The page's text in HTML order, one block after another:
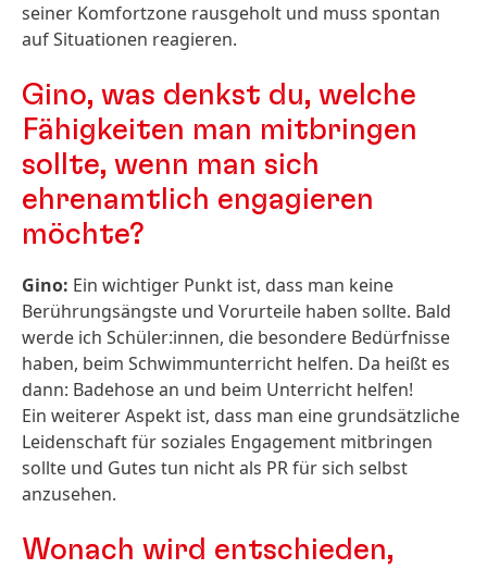
seiner Komfortzone rausgeholt und muss spontan
auf Situationen reagieren.
Gino, was denkst du, welche
Fähigkeiten man mitbringen
sollte, wenn man sich
ehrenamtlich engagieren
möchte?
Gino: Ein wichtiger Punkt ist, dass man keine
Berührungsängste und Vorurteile haben sollte. Bald
werde ich Schüler:innen, die besondere Bedürfnisse
haben, beim Schwimmunterricht helfen. Da heißt es
dann: Badehose an und beim Unterricht helfen!
Ein weiterer Aspekt ist, dass man eine grundsätzliche
Leidenschaft für soziales Engagement mitbringen
sollte und Gutes tun nicht als PR für sich selbst
anzusehen.
Wonach wird entschieden,